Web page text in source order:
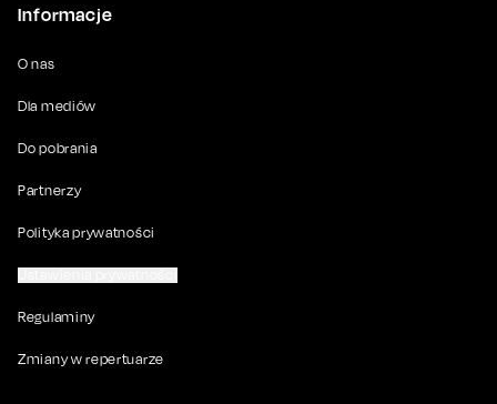
Informacje
O nas
Dla mediów
Do pobrania
Partnerzy
Polityka prywatności
Regulaminy
Zmiany w repertuarze